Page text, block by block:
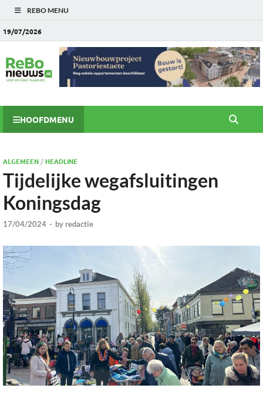
REBO MENU
19/07/2026
HOOFDMENU
ALGEMEEN/ HEADLINE
Tijdelijke wegafsluitingen
Koningsdag
17/04/2024 - by redactie